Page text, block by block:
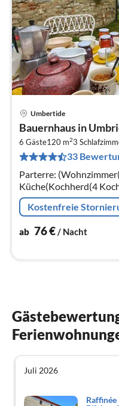
Umbertide
Bauernhaus in
6 Gäste120 m23
33
Parterre:
Küche(Kochherd(4
Spülmaschine, Kühl-/
Kostenfreie
ab 76€/ Nacht
Juli 2026